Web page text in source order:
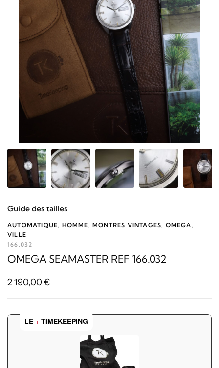
Guide des tailles
AUTOMATIQUE, HOMME ,MONTRES VINTAGES, OMEGA ,
VILLE
166.032
OMEGA SEAMASTER REF 166.032
2 190,00 €
LE + TIMEKEEPING